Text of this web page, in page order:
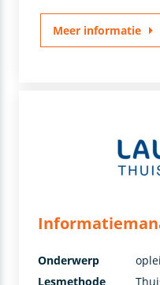
Meer informatie
Onderwerp
Lesmethode